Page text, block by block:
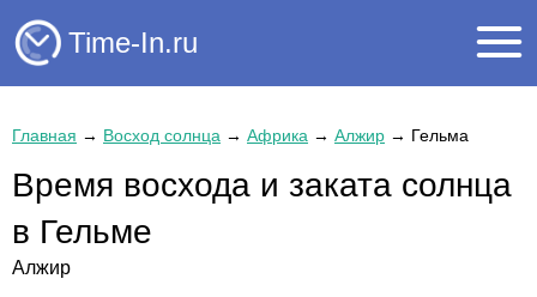
Time-In.ru
Главная → Восход солнца → Африка → Алжир → Гельма
Время восхода и заката солнца
в Гельме
Алжир